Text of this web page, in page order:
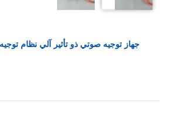
جهاز توجيه صوتي ذو تأثير آلي نظام